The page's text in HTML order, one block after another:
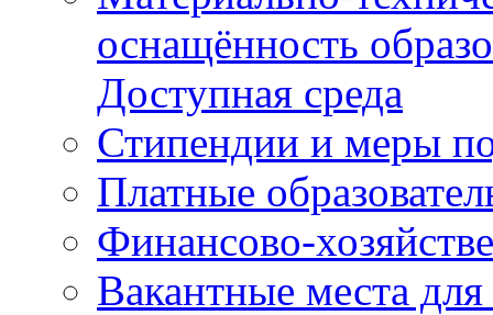
оснащённость
Доступная среда
Стипендии и меры
Платные
Финансово-
Вакантные места